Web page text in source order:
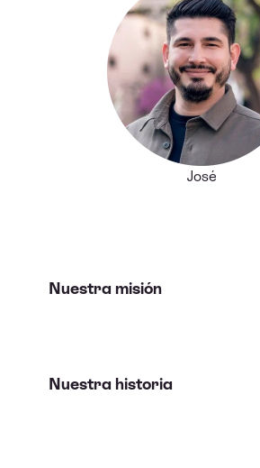
José
Nuestra misión
Nuestra historia